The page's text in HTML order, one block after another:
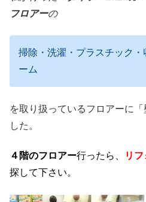
フロアーの
掃除・洗濯・プラスチック
ーム
を取り扱っているフロアーに
した。
４階のフロアー行ったら、 リ
探して下さい。